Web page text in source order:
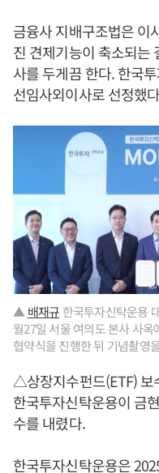
금융사 지배구조법은 이
진 견제기능이 축소되는
사를 두게끔 한다. 한국
선임사외이사로 선정했
▲ 배재규 한국투자신탁운용
월27일 서울 여의도 본사 사
협약식을 진행한 뒤 기념촬영
△상장지수펀드(ETF) 보
한국투자신탁운용이 금
수를 내렸다.
한국투자신탁운용은